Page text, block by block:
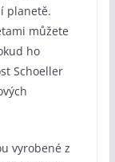
planetě.
můžete
ho
Schoeller
vyrobené z